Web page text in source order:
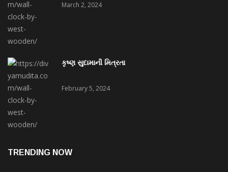
March 2, 2024
કૃષ્ણ સુદામાની મિત્રતા
February 5, 2024
TRENDING NOW